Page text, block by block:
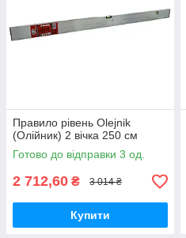
Правило рівень Olejnik
(Олійник) 2 вічка 250 см
Готово до відправки 3 од.
2 712,60 ₴ 3 014 ₴
Купити